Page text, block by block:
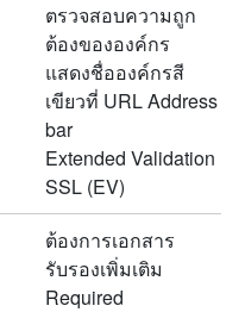
ตรวจสอบความถูก
ต้องขององค์กร
แสดงชื่อองค์กรสี
เขียวที่ URL Address
bar
Extended Validation
SSL (EV)
ต้องการเอกสาร
รับรองเพิ่มเติม
Required